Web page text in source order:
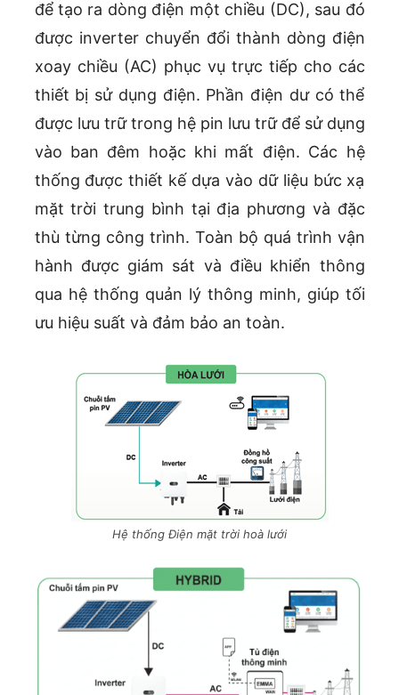
để tạo ra dòng điện một chiều (DC), sau đó
được inverter chuyển đổi thành dòng điện
xoay chiều (AC) phục vụ trực tiếp cho các
thiết bị sử dụng điện. Phần điện dư có thể
được lưu trữ trong hệ pin lưu trữ để sử dụng
vào ban đêm hoặc khi mất điện. Các hệ
thống được thiết kế dựa vào dữ liệu bức xạ
mặt trời trung bình tại địa phương và đặc
thù từng công trình. Toàn bộ quá trình vận
hành được giám sát và điều khiển thông
qua hệ thống quản lý thông minh, giúp tối
ưu hiệu suất và đảm bảo an toàn.
Hệ thống Điện mặt trời hoà lưới